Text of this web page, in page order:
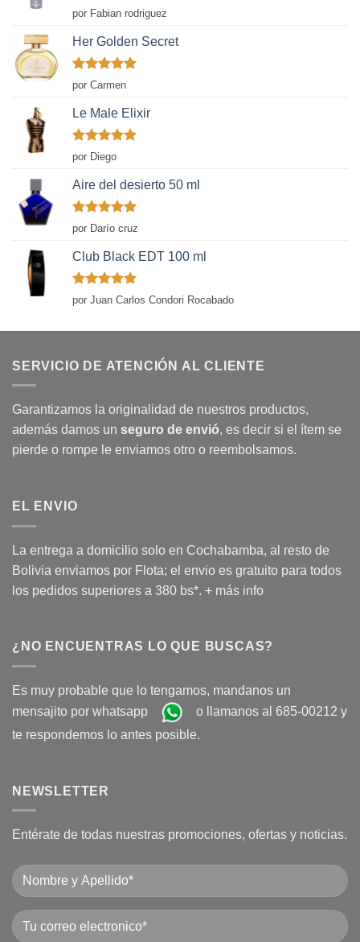
Valorado
con
por Fabian rodriguez
Her Golden Secret
Valorado
con
por Carmen
Le Male Elixir
Valorado
con
de 5
por Diego
Aire del desierto 50 ml
Valorado
con
por Darío cruz
Club Black EDT 100 ml
Valorado
con
por Juan Carlos Condori Rocabado
SERVICIO DE ATENCIÓN AL CLIENTE
Garantizamos la originalidad de nuestros productos,
además damos un seguro de envió, es decir si el ítem se
pierde o rompe le enviamos otro o reembolsamos.
EL ENVIO
La entrega a domicilio solo en Cochabamba, al resto de
Bolivia enviamos por Flota; el envio es gratuito para todos
los pedidos superiores a 380 bs*. + más info
¿NO ENCUENTRAS LO QUE BUSCAS?
Es muy probable que lo tengamos, mandanos un
mensajito por whatsapp
o llamanos al 685-00212 y
te respondemos lo antes posible.
NEWSLETTER
Entérate de todas nuestras promociones, ofertas y noticias.